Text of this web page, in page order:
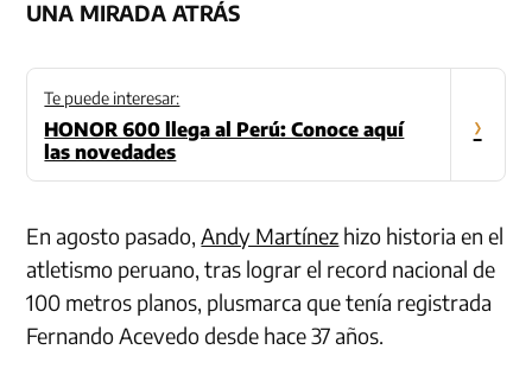
UNA MIRADA ATRÁS
Te puede interesar:
HONOR 600 llega al Perú: Conoce aquí
las novedades
›
En agosto pasado,Andy Martínez hizo historia en el
atletismo peruano, tras lograr el record nacional de
100 metros planos, plusmarca que tenía registrada
Fernando Acevedo desde hace 37 años.